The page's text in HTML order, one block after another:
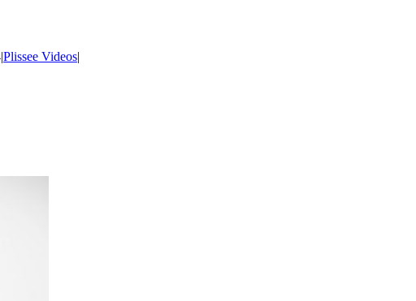
|Plissee Videos|